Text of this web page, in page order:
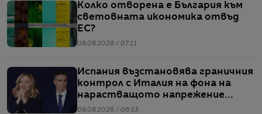
Колко отворена е България към
световната икономика отвъд
ЕС?
08.08.2026 / 07:11
Испания възстановява граничния
контрол с Италия на фона на
нарастващото напрежение
заради мигрантите
08.08.2026 / 06:53